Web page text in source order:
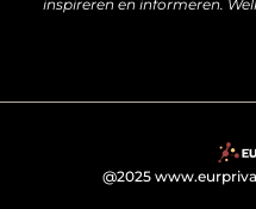
inspireren en informeren.
@2025